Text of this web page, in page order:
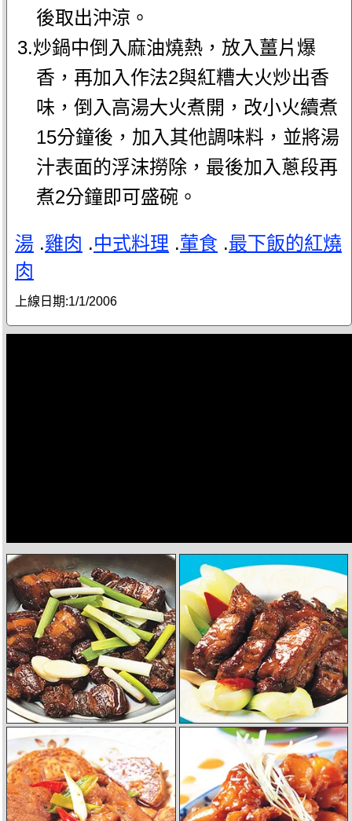
後取出沖涼。
3.炒鍋中倒入麻油燒熱，放入薑片爆
香，再加入作法2與紅糟大火炒出香
味，倒入高湯大火煮開，改小火續煮
15分鐘後，加入其他調味料，並將湯
汁表面的浮沫撈除，最後加入蔥段再
煮2分鐘即可盛碗。
湯 .雞肉 .中式料理 .葷食 .最下飯的紅燒
肉
上線日期:1/1/2006